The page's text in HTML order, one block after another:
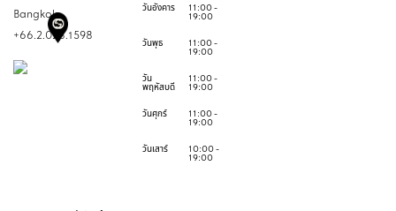
Bangkok,
+66.2.028.1598
วันอังคาร 11:00 -
19:00
วันพุธ 11:00 -
19:00
วัน
พฤหัสบดี
11:00 -
19:00
วันศุกร์ 11:00 -
19:00
วันเสาร์ 10:00 -
19:00